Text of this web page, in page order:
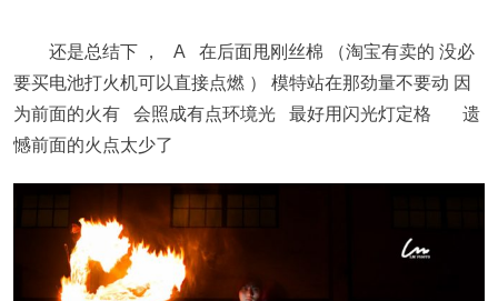
还是总结下 ， A 在后面甩刚丝棉 （淘宝有卖的 没必
要买电池打火机可以直接点燃 ） 模特站在那劲量不要动 因
为前面的火有 会照成有点环境光 最好用闪光灯定格 遗
憾前面的火点太少了